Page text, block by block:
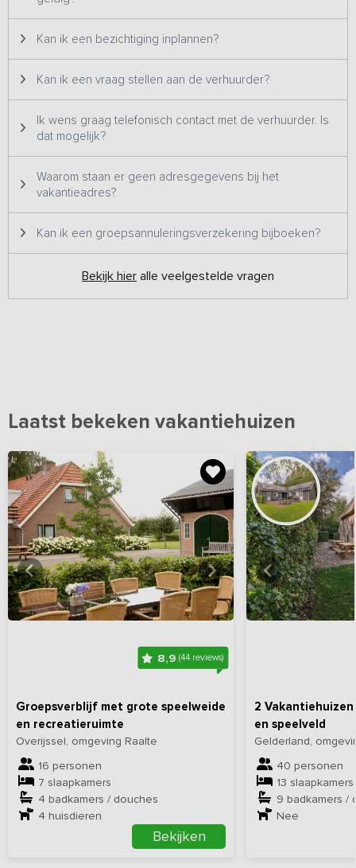
speelvoorzieningen en de schuur/garage met sauna en poolbiljart
Gratis gebruik van een strandcabine op het strand van
Oostkapelle is inbegrepen!
Kan ik een bezichtiging inplannen?
Kan ik een vraag stellen aan de verhuurder?
Ik wens graag telefonisch contact met de verhuurder. Is
dat mogelijk?
Waarom staan er geen adresgegevens bij het
vakantieadres?
Kan ik een groepsannuleringsverzekering bijboeken?
Bekijk hier alle veelgestelde vragen
Laatst bekeken vakantiehuizen
8,9(44 reviews)
Groepsverblijf met grote speelweide
en recreatieruimte
Overijssel, omgeving Raalte
16 personen
7 slaapkamers
4 badkamers / douches
4 huisdieren
Bekijken
Bekijkhieralle foto's
2
en speelveld
Gelderland,
40 personen
13 slaapkamers
9 badkamers /
Nee
Bekijk